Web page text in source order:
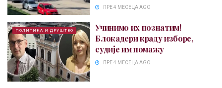
ПРЕ 4 МЕСЕЦА AGO
ПОЛИТИКА И ДРУШТВО
Учинимо их познатим!
Блокадери краду изборе,
судије им помажу
ПРЕ 4 МЕСЕЦА AGO